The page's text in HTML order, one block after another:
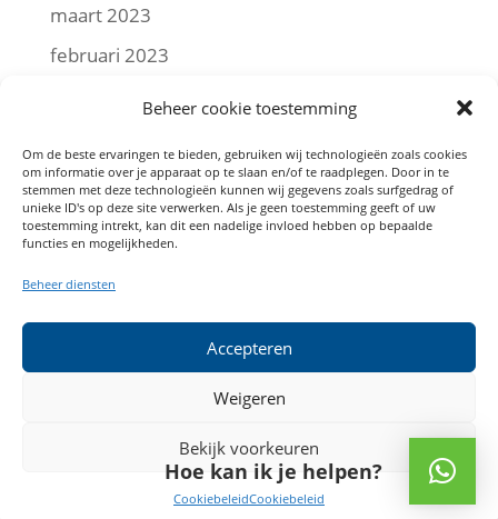
Beheer cookie toestemming
Om de beste ervaringen te bieden, gebruiken wij technologieën zoals cookies
om informatie over je apparaat op te slaan en/of te raadplegen. Door in te
stemmen met deze technologieën kunnen wij gegevens zoals surfgedrag of
unieke ID's op deze site verwerken. Als je geen toestemming geeft of uw
toestemming intrekt, kan dit een nadelige invloed hebben op bepaalde
functies en mogelijkheden.
Beheer diensten
Accepteren
Weigeren
Bekijk voorkeuren
CookiebeleidCookiebeleid
maart 2023
februari 2023
november 2022
oktober 2022
september 2022
augustus 2022
mei 2022
(c) Angelo Meijers
Hoe kan ik je helpen?